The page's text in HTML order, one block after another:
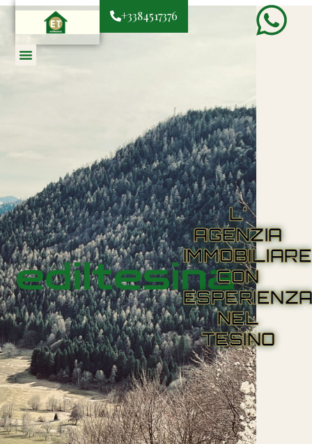
+3384517376
ediltesina
L'
AGENZIA
IMMOBILIARE
CON
NEL
TESINO